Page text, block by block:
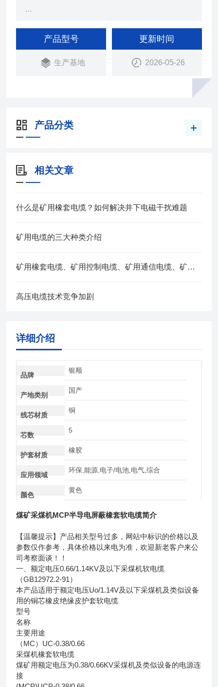
2.2-91）
本产品适用于额定电压Uo/1.14V及以下采煤机及类
似设备用的铜芯橡皮绝缘皮护套软电缆
产品型号
生产基地
更新时间
2026-05-26
产品分类
相关文章
什么是矿用橡套电缆？如何解决井下电磁干扰难题
矿用电缆的三大种类介绍
矿用橡套电缆、矿用控制电缆、矿用通信电缆、矿用电力电缆、矿用计算机电缆区别，看完不选错
高压电缆技术竞争加剧
详细介绍
品牌
银顺
产地类别
国产
线芯材质
铜
芯数
5
护套材质
橡胶
应用领域
环保,能源,电子/电池,电气,综合
颜色
黄色
煤矿采煤机MCP半导电屏蔽橡套软电缆简介
【温馨提示】产品相关型号过多，网站中标识的价格以及
参数仅作参考，具体价格以来电为准，欢迎新老客户来公
司考察面谈！！
一、额定电压0.66/1.14KV及以下采煤机软电缆
（GB12972.2-91）
本产品适用于额定电压Uo/1.14V及以下采煤机及类似设备
用的铜芯橡皮绝缘皮护套软电缆
型号
名称
主要用途
（MC）UC-0.38/0.66
采煤机橡套软电缆
煤矿用额定电压为0.38/0.66KV采煤机及类似设备的电源连
接